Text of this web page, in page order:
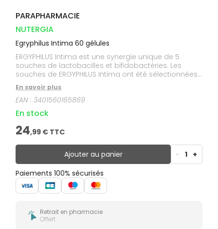
PARAPHARMACIE
NUTERGIA
Egryphilus Intima 60 gélules
ERGYPHILUS Intima est une synergie unique de 5
souches de lactobacilles et bifidobactéries. Les
souches de ERGYPHILUS Intima ont été sélectionnées
pour leurs propriétés : survie et stabilité, résistance à
l’acidité gastrique garantie. ERGYPHILUS Intima est
composé de 4 populations de lactobacilles et 1 de
bifidobactéries, naturellement présentes dans la flore
vaginale.
En savoir plus
EAN :3401560165869
En stock
24,99 € TTC
Ajouter au panier - 1 +
Paiements 100% sécurisés
Retrait en pharmacie
Offert